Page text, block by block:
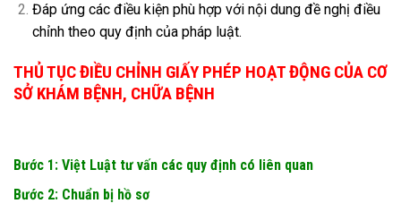
Đáp ứng các điều kiện phù hợp với nội dung đề nghị điều
chỉnh theo quy định của pháp luật.
THỦ TỤC ĐIỀU CHỈNH GIẤY PHÉP HOẠT ĐỘNG CỦA CƠ
SỞ KHÁM BỆNH, CHỮA BỆNH
Bước 1: Việt Luật tư vấn các quy định có liên quan
Bước 2: Chuẩn bị hồ sơ